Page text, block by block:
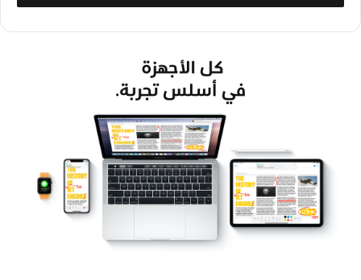
المنتظر الذي سيكون قادرا على العمل مع شبكات 5G، وحاسب iPad
وقد يشهد الحدث أيضا الكشف عن أول نظارات واقع معزز طورتها
آبل وسرّبت بعض ميزاتها خلال العامين الأخيرين.